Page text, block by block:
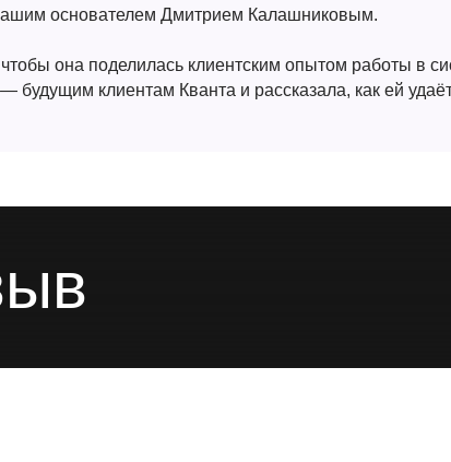
основателем Дмитрием Калашниковым.
она поделилась клиентским опытом работы в
будущим клиентам Кванта и рассказала, как ей